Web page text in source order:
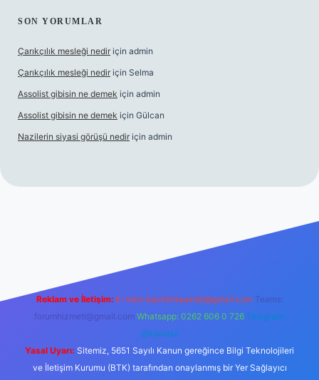
SON YORUMLAR
Çarıkçılık mesleği nedir için admin
Çarıkçılık mesleği nedir için Selma
Assolist gibisin ne demek için admin
Assolist gibisin ne demek için Gülcan
Nazilerin siyasi görüşü nedir için admin
Reklam ve İletişim: E-mail: backlinkpaneli@gmail.com Teams:
forumhizmeti@gmail.com Whatsapp: 0262 606 0 726 Telegram:
@karabul
Yasal Uyarı: Sitemiz, 5651 Sayılı Kanun gereğince Bilgi Teknolojileri
ve İletişim Kurumu (BTK) tarafından onaylanmış bir Yer Sağlayıcı